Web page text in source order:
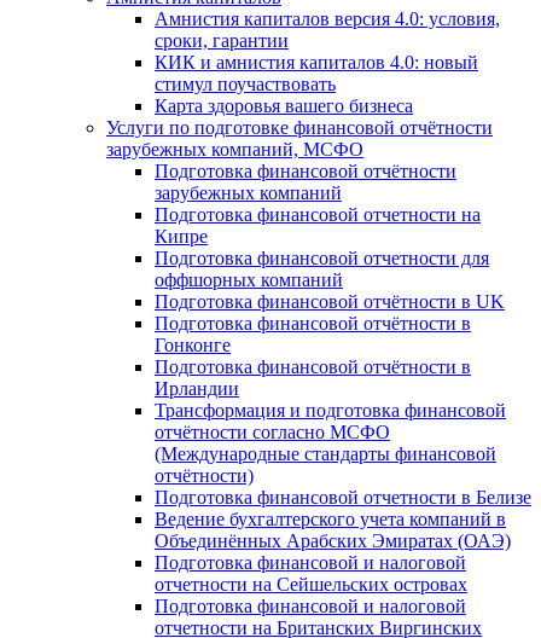
Амнистия капиталов версия 4.0: условия,
сроки, гарантии
КИК и амнистия капиталов 4.0: новый
стимул поучаствовать
Карта здоровья вашего бизнеса
Услуги по подготовке финансовой отчётности
зарубежных компаний, МСФО
Подготовка финансовой отчётности
зарубежных компаний
Подготовка финансовой отчетности на
Кипре
Подготовка финансовой отчетности для
оффшорных компаний
Подготовка финансовой отчётности в UK
Подготовка финансовой отчётности в
Гонконге
Подготовка финансовой отчётности в
Ирландии
Трансформация и подготовка финансовой
отчётности согласно МСФО
(Международные стандарты финансовой
отчётности)
Подготовка финансовой отчетности в Белизе
Ведение бухгалтерского учета компаний в
Объединённых Арабских Эмиратах (ОАЭ)
Подготовка финансовой и налоговой
отчетности на Сейшельских островах
Подготовка финансовой и налоговой
отчетности на Британских Виргинских